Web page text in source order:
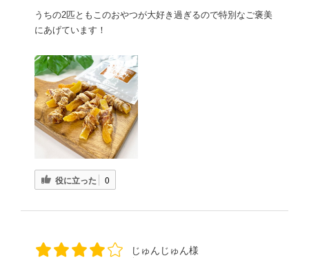
うちの2匹ともこのおやつが大好き過ぎるので特別なご褒美
にあげています！
役に立った 0
じゅんじゅん様